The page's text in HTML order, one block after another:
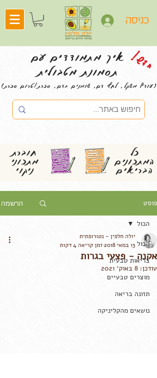
כניסה
איך מתמודדים עם
תסמונת מטבולית חדש!
(עודף משקל, לחץ דם, שומנים בדם, סכרת/טרום סכרת)
חוברת
מתכוני
ניקוי
כל
המתכונים
הבריאים
פוסט הרשמה
הכול
בריאות טבעית
מוצרים טבעיים
תזונה בריאה
נושאים מהקליניקה
הכול
אקנה - פצעי בגרות
יולה חלפין - נטורופתית
13 במאי 2018
זמן קריאה 4 דקות
עודכן: 8 באוק׳ 2021